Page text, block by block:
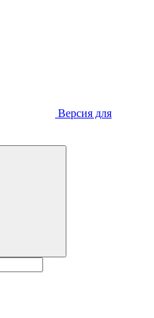
Версия для